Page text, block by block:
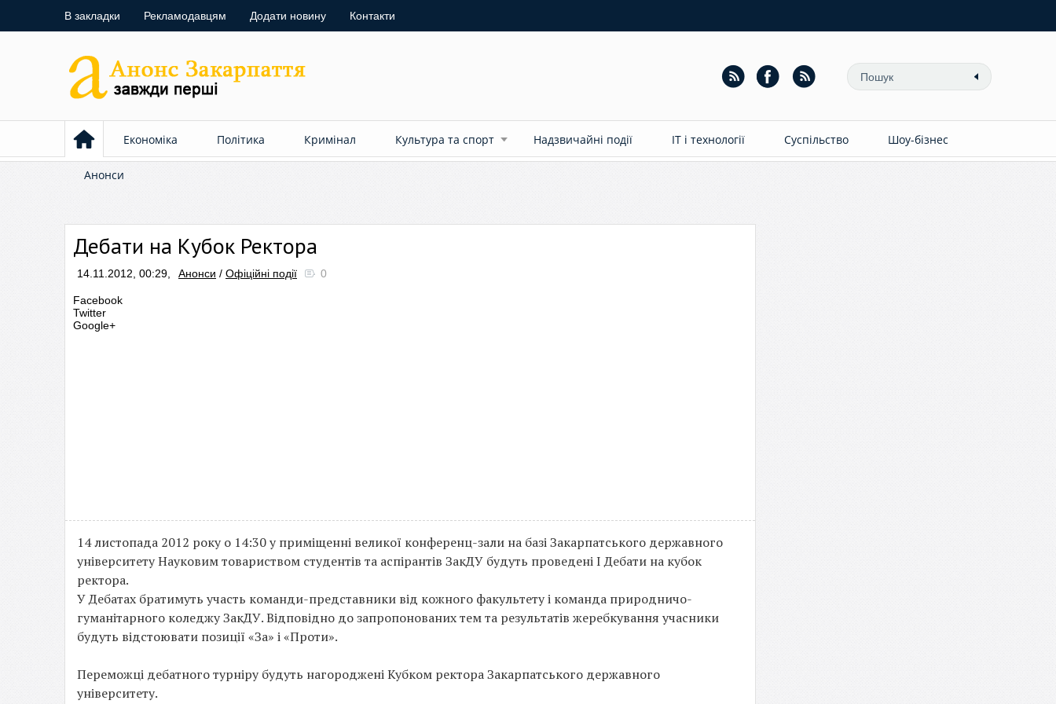
В закладки Рекламодавцям Додати новину Контакти
Економіка Політика Кримінал Культура та спорт Надзвичайні події ІТ і технології Суспільство Шоу-бізнес
Анонси
Дебати на Кубок Ректора
14.11.2012, 00:29, Анонси / Офіційні події 0
Facebook
Twitter
Google+
14 листопада 2012 року о 14:30 у приміщенні великої конференц-зали на базі Закарпатського державного
університету Науковим товариством студентів та аспірантів ЗакДУ будуть проведені І Дебати на кубок
ректора.
У Дебатах братимуть участь команди-представники від кожного факультету і команда природничо-
гуманітарного коледжу ЗакДУ. Відповідно до запропонованих тем та результатів жеребкування учасники
будуть відстоювати позиції «За» і «Проти».
Переможці дебатного турніру будуть нагороджені Кубком ректора Закарпатського державного
університету.